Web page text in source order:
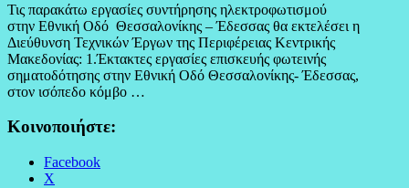
Τις παρακάτω εργασίες συντήρησης ηλεκτροφωτισμού
στην Εθνική Οδό Θεσσαλονίκης – Έδεσσας θα εκτελέσει η
Διεύθυνση Τεχνικών Έργων της Περιφέρειας Κεντρικής
Μακεδονίας: 1.Έκτακτες εργασίες επισκευής φωτεινής
σηματοδότησης στην Εθνική Οδό Θεσσαλονίκης- Έδεσσας,
στον ισόπεδο κόμβο …
Κοινοποιήστε:
Facebook
X